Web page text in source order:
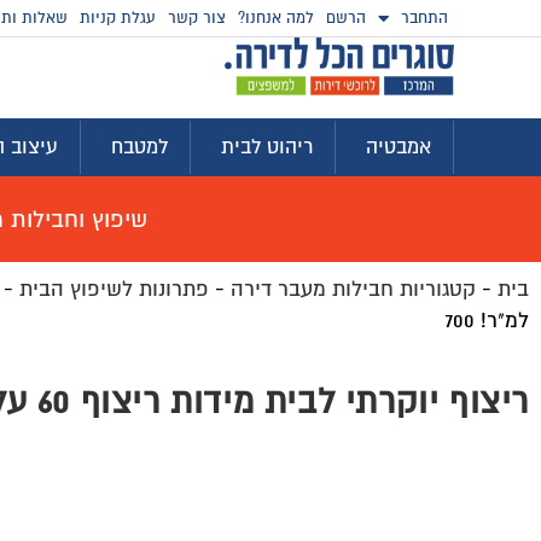
התחבר הרשם למה אנחנו? צור קשר עגלת קניות שאלות
אמבטיה ריהוט לבית למטבח עיצוב
שיפוץ וחבילות
בית - קטגוריות חבילות מעבר דירה - פתרונות לשיפוץ הבית
למ"ר! 700
ריצוף יוקרתי לבית מידות ריצוף 60 על 120 ב-60 ש"ח למ"ר! 700